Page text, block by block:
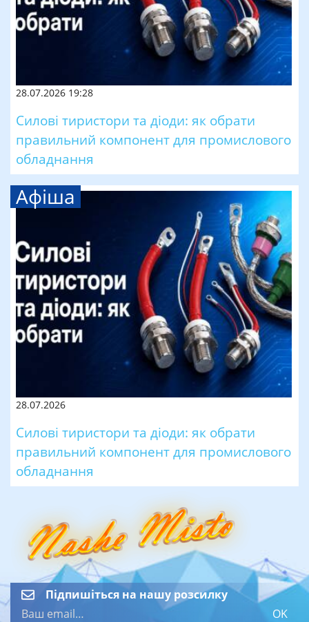
28.07.2026 19:28
Силові тиристори та діоди: як обрати
правильний компонент для промислового
обладнання
Афіша
28.07.2026
Силові тиристори та діоди: як обрати
правильний компонент для промислового
обладнання
Підпишіться на нашу розсилку
OK